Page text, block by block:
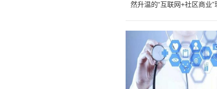
然升温的“互联网+社区商业